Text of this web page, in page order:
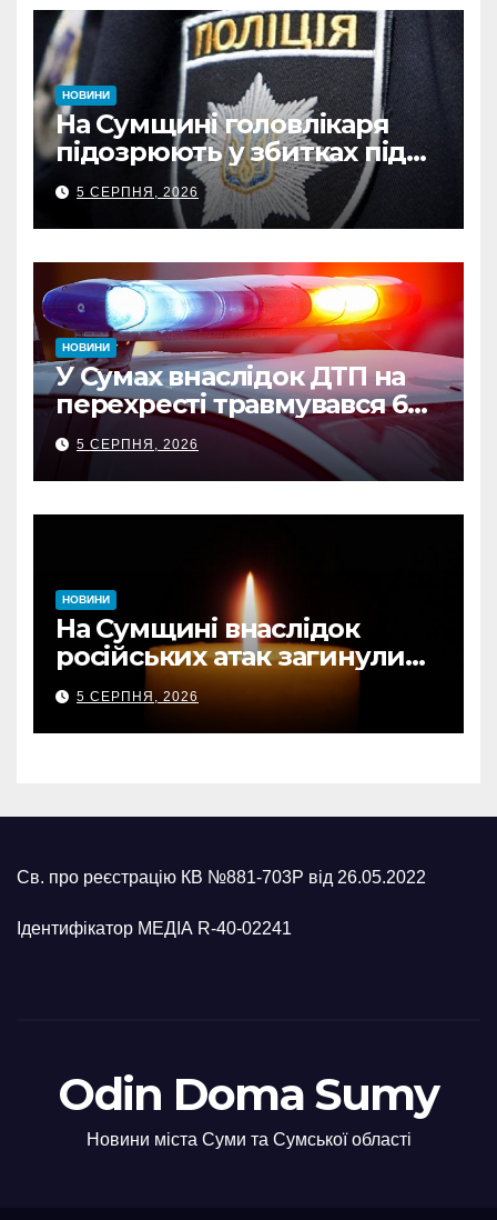
НОВИНИ
На Сумщині головлікаря
підозрюють у збитках під
час капремонту
медустанови
5 СЕРПНЯ, 2026
НОВИНИ
У Сумах внаслідок ДТП на
перехресті травмувався 62-
річний мотоцикліст
5 СЕРПНЯ, 2026
НОВИНИ
На Сумщині внаслідок
російських атак загинули
двоє цивільних, є поранені
5 СЕРПНЯ, 2026
Св. про реєстрацію КВ №881-703Р від 26.05.2022
Ідентифікатор МЕДІА R-40-02241
Odin Doma Sumy
Новини міста Суми та Сумської області